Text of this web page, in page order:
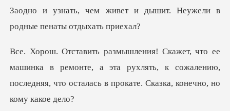
а в ремонте, а эта рухлять, к сожалению,
последняя, что